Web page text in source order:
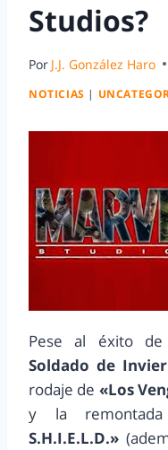
Studios?
Por J.J. González Haro
NOTICIAS |
Pese al éxito
Soldado de
rodaje de «Los
y la
S.H.I.E.L.D.»